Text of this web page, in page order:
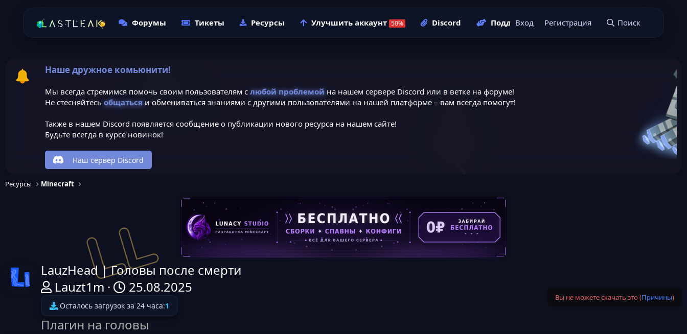
Форумы Тикеты Ресурсы Улучшить аккаунт Discord Поддержать нас Подать заявку
Вход Регистрация Поиск
Наше дружное комьюнити!
Мы всегда стремимся помочь своим пользователям с любой проблемойна нашем сервере Discord или в ветке на форуме!
Не стесняйтесь общатьсяи обмениваться знаниями с другими пользователями на нашей платформе – вам всегда помогут!
Также в нашем Discord появляется сообщение о публикации нового ресурса на нашем сайте!
Будьте всегда в курсе новинок!
Наш сервер Discord
Ресурсы Minecraft
Иконка ресурса
LauzHead | Головы после смерти
А
в
т
Lauzt1m
Д
а
т
25.08.2025
Осталось загрузок за 24 часа:1
Плагин на головы
Вы не можете скачать это (Причины)